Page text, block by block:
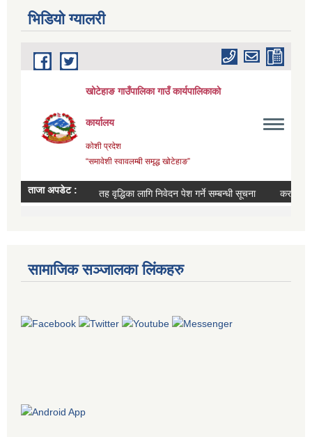
भिडियाे ग्यालरी
सामाजिक सञ्जालका लिंकहरु